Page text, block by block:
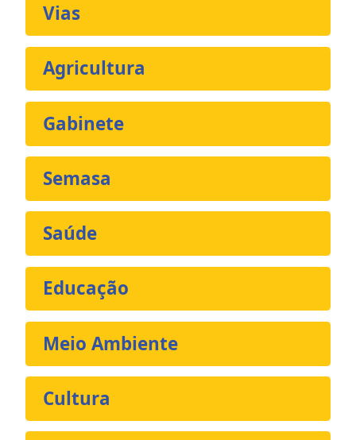
Vias
Agricultura
Gabinete
Semasa
Saúde
Educação
Meio Ambiente
Cultura